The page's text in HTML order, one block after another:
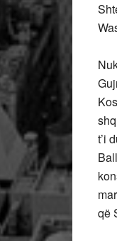
t’i
që